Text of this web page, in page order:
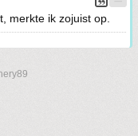
merkte ik zojuist op.